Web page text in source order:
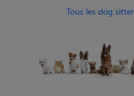
Tous les dog